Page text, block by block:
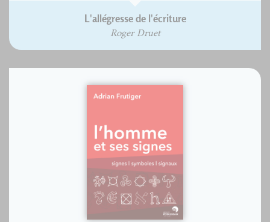
L'allégresse de l'écriture
Roger Druet